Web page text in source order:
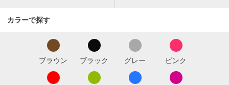
カラーで探す
ブラウン ブラック グレー ピンク